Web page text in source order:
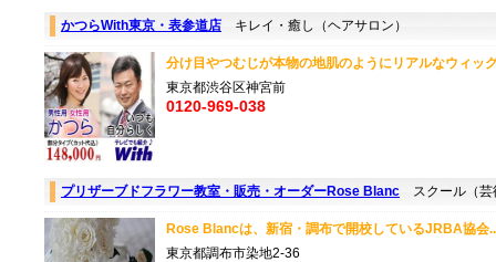
かつらWith東京・表参道店 キレイ・癒し（ヘアサロン）
分け目やつむじが本物の地肌のようにリアルなウィ
東京都渋谷区神宮前
0120-969-038
プリザーブドフラワー教室・販売・オーダーRose Blanc スクール（芸
Rose Blancは、新宿・調布で開校しているJRBA協
東京都調布市染地2-36